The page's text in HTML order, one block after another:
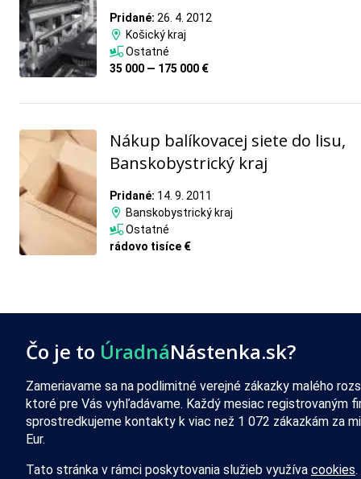
Pridané: 26. 4. 2012
Košický kraj
Ostatné
35 000 — 175 000 €
Nákup balíkovacej siete do lisu,
Banskobystrický kraj
Pridané: 14. 9. 2011
Banskobystrický kraj
Ostatné
rádovo tisíce €
Čo je to ÚradnáNástenka.sk?
Zameriavame sa na podlimitné verejné zákazky malého
ktoré pre Vás vyhľadávame. Každý mesiac registrovaným
sprostredkujeme kontakty k viac než 1 072 zákazkám za
Eur.
Tato stránka v rámci poskytovania služieb využíva cookies.